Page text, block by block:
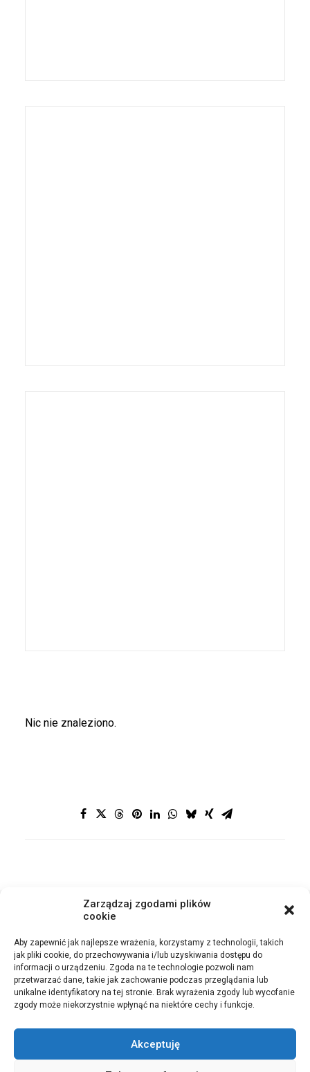
Zarządzaj zgodami plików
cookie
Aby zapewnić jak najlepsze wrażenia, korzystamy z technologii, takich
jak pliki cookie, do przechowywania i/lub uzyskiwania dostępu do
informacji o urządzeniu. Zgoda na te technologie pozwoli nam
przetwarzać dane, takie jak zachowanie podczas przeglądania lub
unikalne identyfikatory na tej stronie. Brak wyrażenia zgody lub wycofanie
zgody może niekorzystnie wpłynąć na niektóre cechy i funkcje.
Akceptuję
Nic nie znaleziono.
© 2021 Cegły Elastyczne Bolix. Wszystkie prawa zastrzeżone |